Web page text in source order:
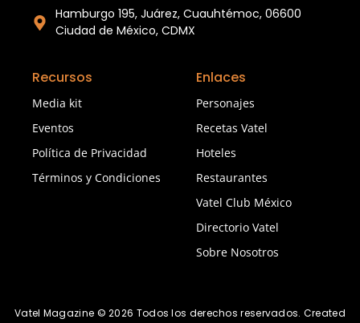
Hamburgo 195, Juárez, Cuauhtémoc, 06600
Ciudad de México, CDMX
Recursos
Media kit
Eventos
Política de Privacidad
Términos y Condiciones
Enlaces
Personajes
Recetas Vatel
Hoteles
Restaurantes
Vatel Club México
Directorio Vatel
Sobre Nosotros
Vatel Magazine © 2026 Todos los derechos reservados. Created